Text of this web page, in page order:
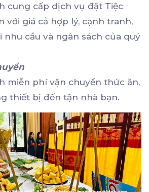
cung cấp dịch vụ đặt Tiệc
với giá cả hợp lý, cạnh tranh,
nhu cầu và ngân sách của quý
miễn phí vận chuyển thức ăn,
thiết bị đến tận nhà bạn.